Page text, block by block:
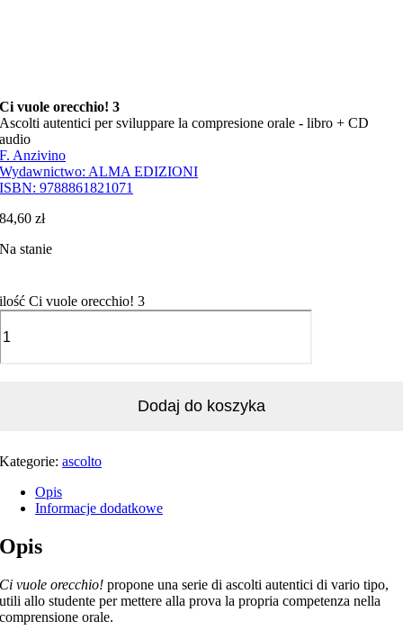
Ci vuole orecchio! 3
Ascolti autentici per sviluppare la compresione orale - libro + CD
audio
F. Anzivino
Wydawnictwo: ALMA EDIZIONI
ISBN:9788861821071
84,60zł
Na stanie
ilość Ci vuole orecchio! 3
Dodaj do koszyka
Kategorie:ascolto
Opis
Informacje dodatkowe
Opis
Ci vuole orecchio! propone una serie di ascolti autentici di vario tipo,
utili allo studente per mettere alla prova la propria competenza nella
comprensione orale.